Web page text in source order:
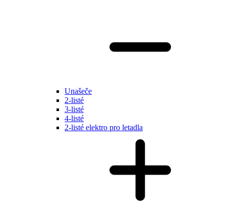
Unašeče
2-listé
3-listé
4-listé
2-listé elektro pro letadla